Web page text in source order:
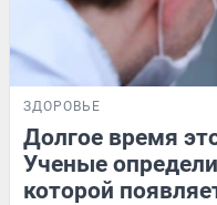
ЗДОРОВЬЕ
Долгое время
Ученые
которой